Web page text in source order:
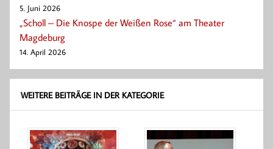
5. Juni 2026
„Scholl – Die Knospe der Weißen Rose“ am Theater
Magdeburg
14. April 2026
WEITERE BEITRÄGE IN DER KATEGORIE